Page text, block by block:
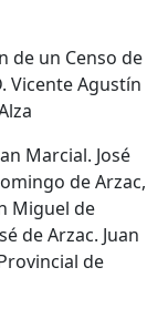
de un Censo de
Vicente Agustín
Marcial. José
de Arzac,
Miguel de
de Arzac. Juan
de